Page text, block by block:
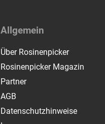
Allgemein
Über Rosinenpicker
Rosinenpicker Magazin
Partner
AGB
Datenschutzhinweise